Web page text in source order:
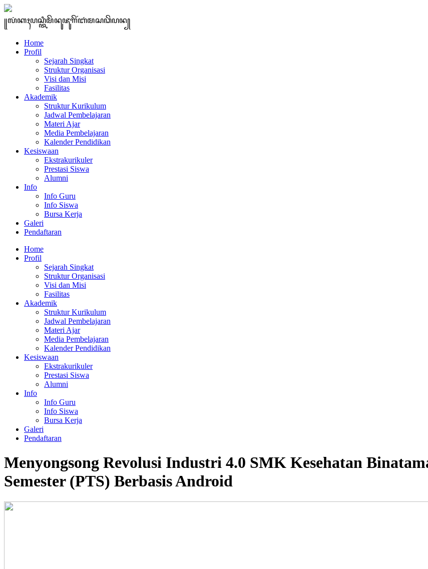
꧋ꦭꦁꦏꦃꦥꦱ꧀ꦠꦶꦩꦼꦤꦸꦗꦸꦒꦼꦂꦧꦁꦩꦱꦣꦼꦥꦤ꧀
Home
Profil
Sejarah Singkat
Struktur Organisasi
Visi dan Misi
Fasilitas
Akademik
Struktur Kurikulum
Jadwal Pembelajaran
Materi Ajar
Media Pembelajaran
Kalender Pendidikan
Kesiswaan
Ekstrakurikuler
Prestasi Siswa
Alumni
Info
Info Guru
Info Siswa
Bursa Kerja
Galeri
Pendaftaran
Home
Profil
Sejarah Singkat
Struktur Organisasi
Visi dan Misi
Fasilitas
Akademik
Struktur Kurikulum
Jadwal Pembelajaran
Materi Ajar
Media Pembelajaran
Kalender Pendidikan
Kesiswaan
Ekstrakurikuler
Prestasi Siswa
Alumni
Info
Info Guru
Info Siswa
Bursa Kerja
Galeri
Pendaftaran
Menyongsong Revolusi Industri 4.0 SMK Kesehatan
Semester (PTS) Berbasis Android